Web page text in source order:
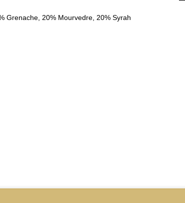
Grenache, 20% Mourvedre, 20% Syrah